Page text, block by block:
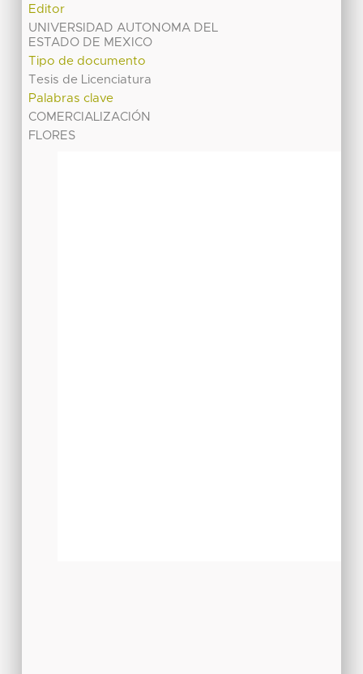
Editor
UNIVERSIDAD AUTONOMA DEL
ESTADO DE MEXICO
Tipo de documento
Tesis de Licenciatura
Palabras clave
COMERCIALIZACIÓN
FLORES